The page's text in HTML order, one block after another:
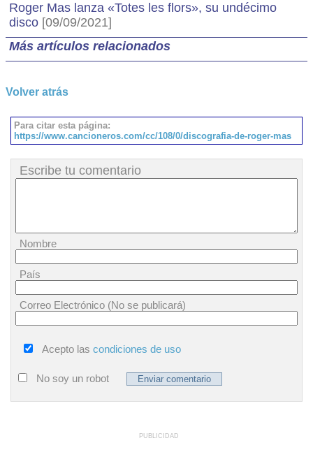
Roger Mas lanza «Totes les flors», su undécimo
disco [09/09/2021]
Más artículos relacionados
Volver atrás
Para citar esta página:
https://www.cancioneros.com/cc/108/0/discografia-de-roger-mas
Escribe tu comentario
Nombre
País
Correo Electrónico (No se publicará)
Acepto las condiciones de uso
No soy un robot
PUBLICIDAD